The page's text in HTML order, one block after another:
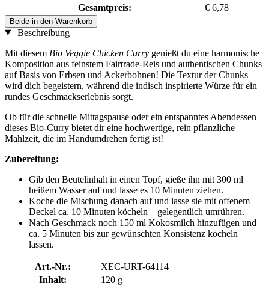
Gesamtpreis:
€ 6,78
Beide in den Warenkorb
Beschreibung
Mit diesem Bio Veggie Chicken Curry genießt du eine harmonische
Komposition aus feinstem Fairtrade-Reis und authentischen Chunks
auf Basis von Erbsen und Ackerbohnen! Die Textur der Chunks
wird dich begeistern, während die indisch inspirierte Würze für ein
rundes Geschmackserlebnis sorgt.
Ob für die schnelle Mittagspause oder ein entspanntes Abendessen –
dieses Bio-Curry bietet dir eine hochwertige, rein pflanzliche
Mahlzeit, die im Handumdrehen fertig ist!
Zubereitung:
Gib den Beutelinhalt in einen Topf, gieße ihn mit 300 ml
heißem Wasser auf und lasse es 10 Minuten ziehen.
Koche die Mischung danach auf und lasse sie mit offenem
Deckel ca. 10 Minuten köcheln – gelegentlich umrühren.
Nach Geschmack noch 150 ml Kokosmilch hinzufügen und
ca. 5 Minuten bis zur gewünschten Konsistenz köcheln
lassen.
Art.-Nr.:
XEC-URT-64114
Inhalt:
120 g